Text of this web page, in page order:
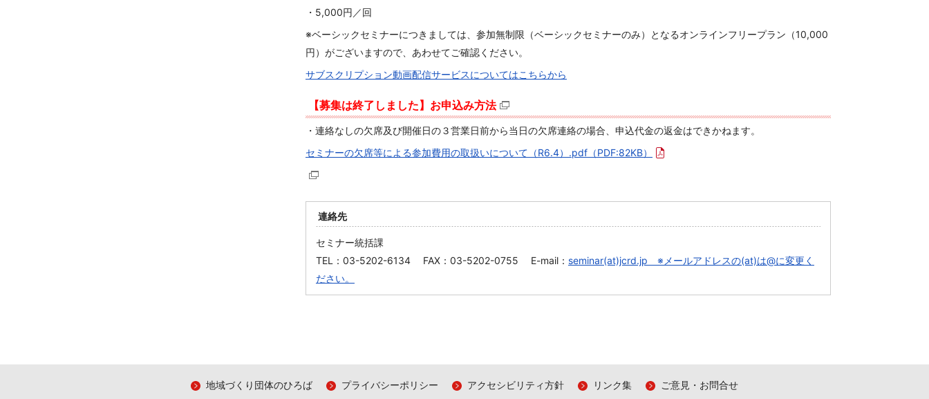
・5,000円／回
※ベーシックセミナーにつきましては、参加無制限（ベーシックセミナーのみ）となるオンラインフリープラン（10,000
円）がございますので、あわせてご確認ください。
サブスクリプション動画配信サービスについてはこちらから
【募集は終了しました】お申込み方法
・連絡なしの欠席及び開催日の３営業日前から当日の欠席連絡の場合、申込代金の返金はできかねます。
セミナーの欠席等による参加費用の取扱いについて（R6.4）.pdf（PDF:82KB）
連絡先
セミナー統括課
TEL：03-5202-6134 FAX：03-5202-0755 E-mail： seminar(at)jcrd.jp ※メールアドレスの(at)は@に変更く
ださい。
地域づくり団体のひろば プライバシーポリシー アクセシビリティ方針 リンク集 ご意見・お問合せ